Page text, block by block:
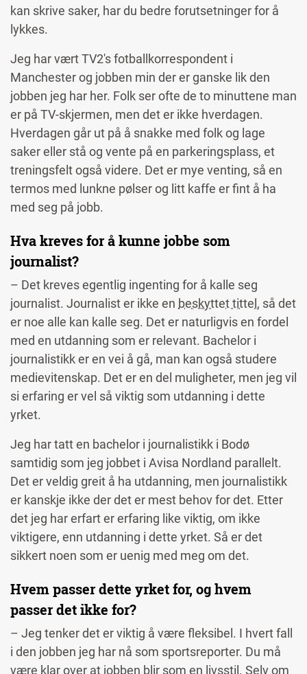
kan skrive saker, har du bedre forutsetninger for å
lykkes.
Jeg har vært TV2's fotballkorrespondent i
Manchester og jobben min der er ganske lik den
jobben jeg har her. Folk ser ofte de to minuttene man
er på TV-skjermen, men det er ikke hverdagen.
Hverdagen går ut på å snakke med folk og lage
saker eller stå og vente på en parkeringsplass, et
treningsfelt også videre. Det er mye venting, så en
termos med lunkne pølser og litt kaffe er fint å ha
med seg på jobb.
Hva kreves for å kunne jobbe som
journalist?
– Det kreves egentlig ingenting for å kalle seg
journalist. Journalist er ikke en beskyttet tittel , så det
er noe alle kan kalle seg. Det er naturligvis en fordel
med en utdanning som er relevant. Bachelor i
journalistikk er en vei å gå, man kan også studere
medievitenskap. Det er en del muligheter, men jeg vil
si erfaring er vel så viktig som utdanning i dette
yrket.
Jeg har tatt en bachelor i journalistikk i Bodø
samtidig som jeg jobbet i Avisa Nordland parallelt.
Det er veldig greit å ha utdanning, men journalistikk
er kanskje ikke der det er mest behov for det. Etter
det jeg har erfart er erfaring like viktig, om ikke
viktigere, enn utdanning i dette yrket. Så er det
sikkert noen som er uenig med meg om det.
Hvem passer dette yrket for, og hvem
passer det ikke for?
– Jeg tenker det er viktig å være fleksibel. I hvert fall
i den jobben jeg har nå som sportsreporter. Du må
være klar over at jobben blir som en livsstil. Selv om